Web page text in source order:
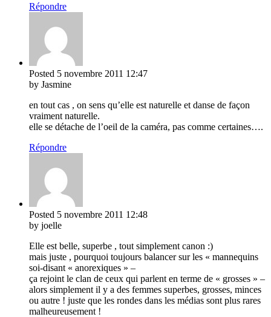
Répondre
Posted 5 novembre 2011 12:47
by Jasmine
en tout cas , on sens qu’elle est naturelle et danse de façon
vraiment naturelle.
elle se détache de l’oeil de la caméra, pas comme certaines….
Répondre
Posted 5 novembre 2011 12:48
by joelle
Elle est belle, superbe , tout simplement canon :)
mais juste , pourquoi toujours balancer sur les « mannequins
soi-disant « anorexiques » –
ça rejoint le clan de ceux qui parlent en terme de « grosses » –
alors simplement il y a des femmes superbes, grosses, minces
ou autre ! juste que les rondes dans les médias sont plus rares
malheureusement !